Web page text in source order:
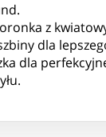
z
dla
dla